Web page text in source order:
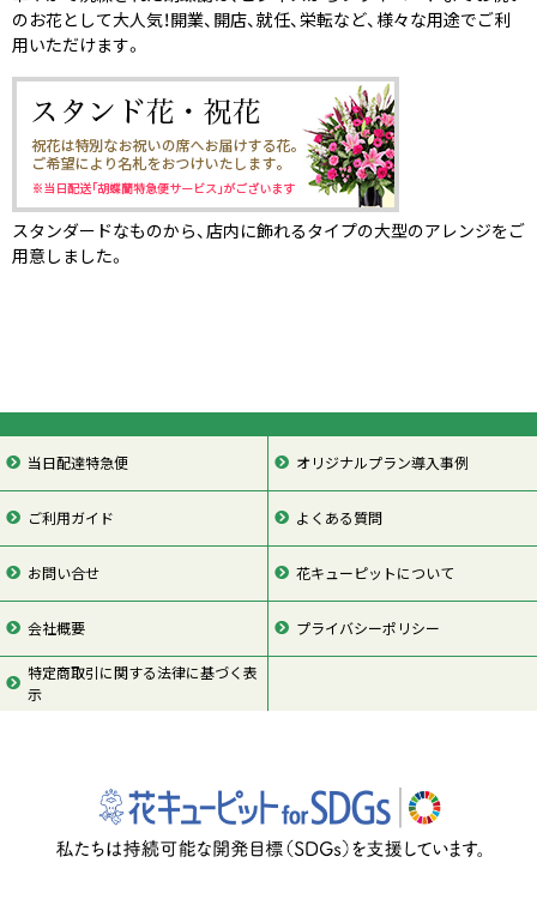
のお花として大人気！開業、開店、就任、栄転など、様々な用途でご利
用いただけます。
スタンダードなものから、店内に飾れるタイプの大型のアレンジをご
用意しました。
当日配達特急便 オリジナルプラン導入事例
ご利用ガイド よくある質問
お問い合せ 花キューピットについて
会社概要 プライバシーポリシー
特定商取引に関する法律に基づく表
示
ページの先頭